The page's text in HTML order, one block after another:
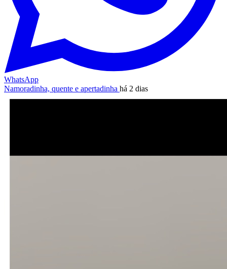
WhatsApp
Namoradinha, quente e apertadinha há 2 dias